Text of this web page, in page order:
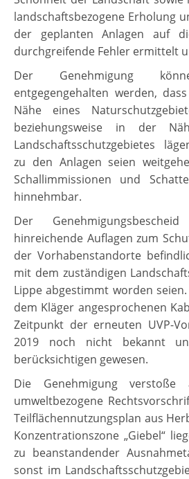
landschaftsbezogene Erholung
der geplanten Anlagen auf
durchgreifende Fehler ermittelt
Der Genehmigung
entgegengehalten werden,
Nähe eines
beziehungsweise in der
Landschaftsschutzgebietes
zu den Anlagen seien
Schallimmissionen und
hinnehmbar.
Der
hinreichende Auflagen zum
der Vorhabenstandorte
mit dem zuständigen
Lippe abgestimmt worden
dem Kläger angesprochenen
Zeitpunkt der erneuten UVP-
2019 noch nicht bekannt
berücksichtigen gewesen.
Die Genehmigung
umweltbezogene
Teilflächennutzungsplan aus
Konzentrationszone „Giebel“
zu beanstandender
sonst im